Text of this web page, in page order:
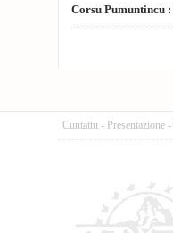
Corsu Pumuntincu :
Cuntattu - Presentazione -